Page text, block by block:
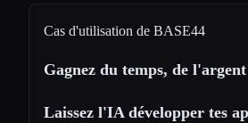
Cas d'utilisation de BASE44
Gagnez du temps, de
Laissez l'IA développer tes